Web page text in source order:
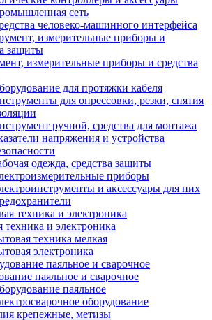
сеть
человеко-машинного интерфейса
измерительные приборы и средства
для протяжки кабеля
для опрессовки, резки, снятия
ручной, средства для монтажа
напряжения и устройства
одежда, средства защиты
приборы
и аксессуары для них
техника и электроника
техника мелкая
электроника
паяльное и сварочное
паяльное
оборудование